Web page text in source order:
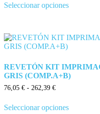
Seleccionar opciones
REVETÓN KIT
GRIS (COMP.A+B)
76,05 € - 262,39 €
Seleccionar opciones